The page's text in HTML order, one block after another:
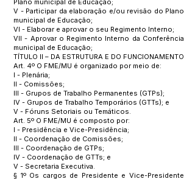
Plano municipal de Educação;
V - Participar da elaboração e/ou revisão do Plano
municipal de Educação;
VI - Elaborar e aprovar o seu Regimento Interno;
VII - Aprovar o Regimento Interno da Conferência
municipal de Educação;
TÍTULO II – DA ESTRUTURA E DO FUNCIONAMENTO
Art. 4º O FME/MU é organizado por meio de:
I - Plenária;
II - Comissões;
III - Grupos de Trabalho Permanentes (GTPs);
IV - Grupos de Trabalho Temporários (GTTs); e
V - Fóruns Setoriais ou Temáticos.
Art. 5º O FME/MU é composto por:
I - Presidência e Vice-Presidência;
II - Coordenação de Comissões;
III - Coordenação de GTPs;
IV - Coordenação de GTTs; e
V - Secretaria Executiva.
§ 1º Os cargos de Presidente e Vice-Presidente